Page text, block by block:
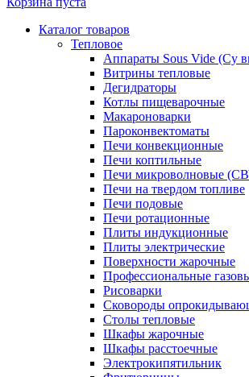
Каталог товаров
Тепловое
Аппараты Sous Vide (Су
Витрины тепловые
Дегидраторы
Котлы пищеварочные
Макароноварки
Пароконвектоматы
Печи конвекционные
Печи коптильные
Печи микроволновые
Печи на твердом топливе
Печи подовые
Печи ротационные
Плиты индукционные
Плиты электрические
Поверхности жарочные
Профессиональные
Рисоварки
Сковороды
Столы тепловые
Шкафы жарочные
Шкафы расстоечные
Электрокипятильник